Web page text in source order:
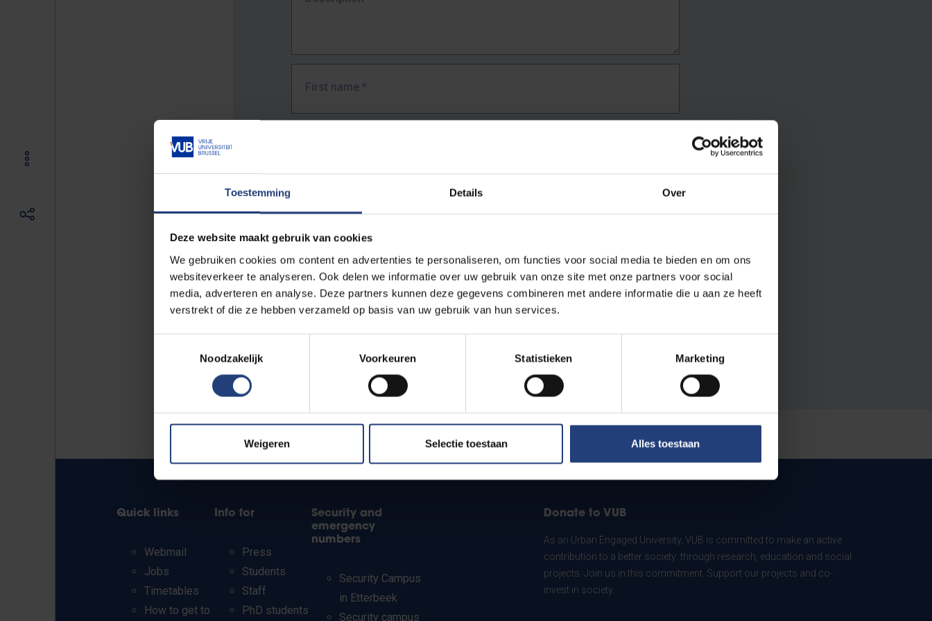
Toestemming Details Over
Deze website maakt gebruik van cookies
We gebruiken cookies om content en advertenties te personaliseren, om functies voor social media te bieden en om ons
websiteverkeer te analyseren. Ook delen we informatie over uw gebruik van onze site met onze partners voor social
media, adverteren en analyse. Deze partners kunnen deze gegevens combineren met andere informatie die u aan ze heeft
verstrekt of die ze hebben verzameld op basis van uw gebruik van hun services.
Noodzakelijk
Voorkeuren Statistieken Marketing
Weigeren Selectie toestaan Alles toestaan
First name *
The full URL of the page where you encountered the error.
E.g. https://www.vub.be/nl/studeren-aan-de-vub/alle-opleidingen
Quick links
Webmail
Jobs
Timetables
How to get to
Info for
Press
Students
Staff
PhD students
Security and
emergency
numbers
Security Campus
in Etterbeek
Security campus
Donate to VUB
As an Urban Engaged University, VUB is committed to make an active
contribution to a better society: through research, education and social
projects. Join us in this commitment. Support our projects and co-
invest in society.